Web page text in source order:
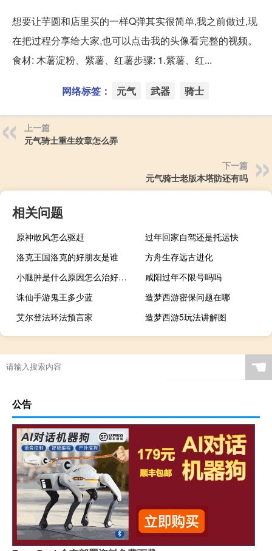
想要让芋圆和店里买的一样Q弹其实很简单,我之前做过,现
在把过程分享给大家,也可以点击我的头像看完整的视频。
食材: 木薯淀粉、紫薯、红薯步骤: 1.紫薯、红...
网络标签： 元气 武器 骑士
上一篇
元气骑士重生纹章怎么弄
下一篇
元气骑士老版本塔防还有吗
相关问题
原神散风怎么驱赶
过年回家自驾还是托运快
洛克王国洛克的好朋友是谁
方舟生存远古进化
小腿肿是什么原因怎么治好（小腿肿是什么原因）
咸阳过年不限号吗吗
诛仙手游鬼王多少蓝
造梦西游密保问题在哪
艾尔登法环法预言家
造梦西游5玩法讲解图
☚
公告